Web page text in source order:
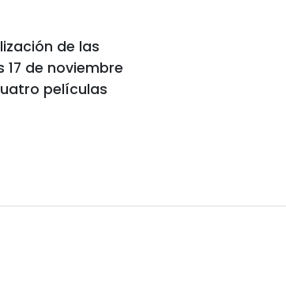
de las
de noviembre
películas